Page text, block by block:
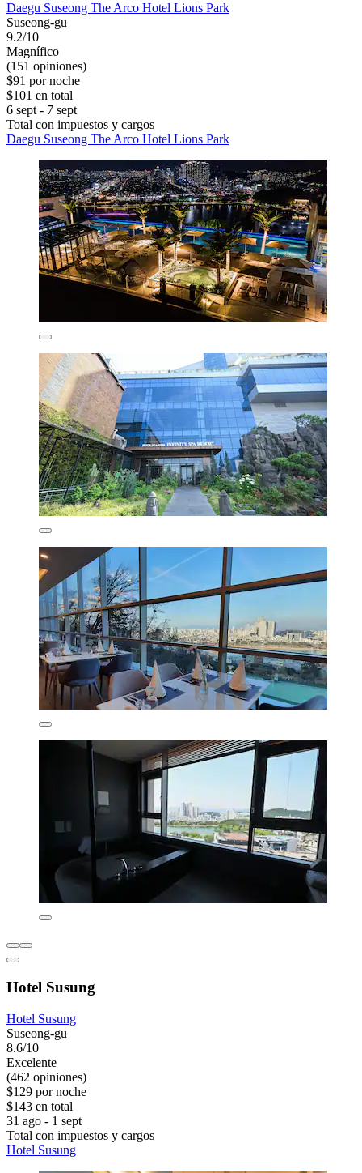
Daegu Suseong The Arco Hotel Lions Park
Suseong-gu
9.2/10
Magnífico
(151 opiniones)
$91 por noche
$101 en total
6 sept - 7 sept
Total con impuestos y cargos
Daegu Suseong The Arco Hotel Lions Park
Hotel Susung
Hotel Susung
Suseong-gu
8.6/10
Excelente
(462 opiniones)
$129 por noche
$143 en total
31 ago - 1 sept
Total con impuestos y cargos
Hotel Susung